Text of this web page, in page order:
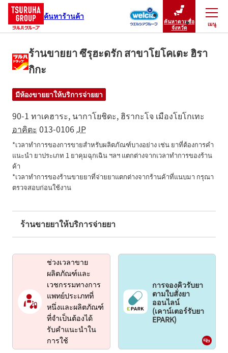
ค้นหาร้านค้า
ค้นหาตามชื่อ
จังหวัด
เมนู
ปิดเมนู
ร้านขายยา ซึรุฮะดรัก สาขาโยโคเตะ ฮิรา
กิกะ
มีห้องขายยาให้บริการจ่ายยา
90-1 ทาเคฮาระ, นากาโยชิดะ, ฮิรากะโจ เมืองโยโกเทะ
อาคิตะ 013-0106JP
*เวลาทำการของการขายสำหรับผลิตภัณฑ์บางอย่าง เช่น ยาที่ต้องการคำ
แนะนำ ยาประเภท 1 ยาคุมฉุกเฉิน ฯลฯ แตกต่างจากเวลาทำการของร้าน
ค้า
*เวลาทำการของร้านขายยาที่จ่ายยาแตกต่างจากร้านค้าที่แนบมา กรุณา
ตรวจสอบก่อนใช้งาน
ร้านขายยาให้บริการจ่ายยา
ช่วงเวลาขาย
ผลิตภัณฑ์และ
เวชกรรมทางการ
แพทย์ประเภทที่
หนึ่งและผลิตภัณฑ์
ที่จำเป็นต้องได้
รับคำแนะนำใน
การใช้
การจองคิวรับยา
ตามใบสั่งยา
ออนไลน์
(เคาน์เตอร์รับยา
EPARK)